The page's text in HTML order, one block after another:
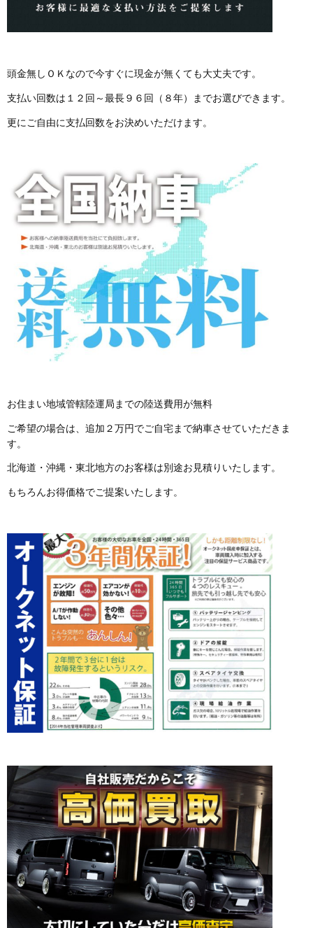
頭金無しＯＫなので今すぐに現金が無くても大丈夫です。
支払い回数は１２回～最長９６回（８年）までお選びできます。
更にご自由に支払回数をお決めいただけます。
お住まい地域管轄陸運局までの陸送費用が無料
ご希望の場合は、追加２万円でご自宅まで納車させていただきま
す。
北海道・沖縄・東北地方のお客様は別途お見積りいたします。
もちろんお得価格でご提案いたします。